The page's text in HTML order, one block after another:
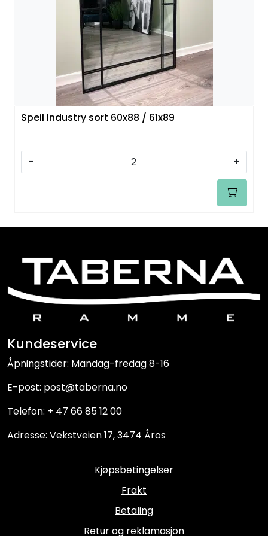
Speil Industry sort 60x88 / 61x89
- +
Kundeservice
Åpningstider: Mandag-fredag 8-16
E-post: post@taberna.no
Telefon: + 47 66 85 12 00
Adresse: Vekstveien 17, 3474 Åros
Kjøpsbetingelser
Frakt
Betaling
Retur og reklamasjon
Trykk av bilder/skilt og innramming
SOMMEROUTLET